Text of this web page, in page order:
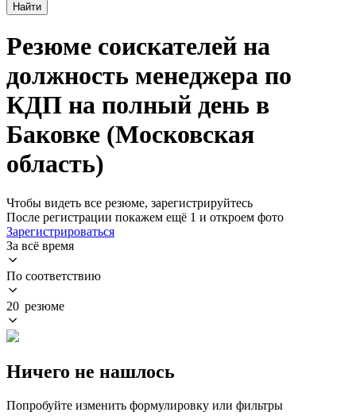
Найти
Резюме соискателей на
должность менеджера по
КДП на полный день в
Баковке (Московская
область)
Чтобы видеть все резюме, зарегистрируйтесь
После регистрации покажем ещё 1 и откроем фото
Зарегистрироваться
За всё время
По соответствию
20 резюме
Ничего не нашлось
Попробуйте изменить формулировку или фильтры